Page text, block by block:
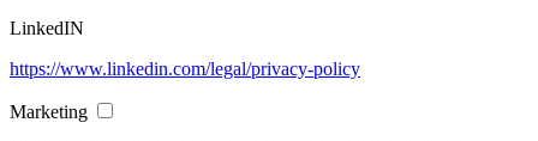
LinkedIN
https://www.linkedin.com/legal/privacy-policy
Marketing